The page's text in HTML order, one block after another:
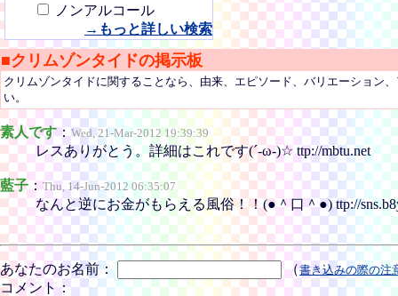
ノンアルコール
→もっと詳しい検索
■クリムゾンタイドの掲示板
クリムゾンタイドに関することなら、由来、エピソード、バリエーション
い。
素人です：Wed, 21-Mar-2012 19:39:39
レスありがとう。詳細はこれです(´-ω-)☆ ttp://mbtu.net
藍子：Thu, 14-Jun-2012 06:35:07
なんと逆にお金がもらえる風俗！！(●＾口＾●) ttp://
あなたのお名前： （書き込みの際の注
コメント：